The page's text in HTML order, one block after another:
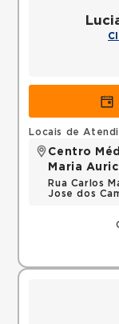
Locais de
Centro
Maria
Rua Carlos
Jose dos